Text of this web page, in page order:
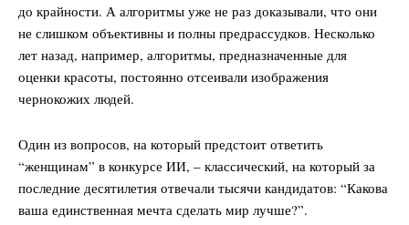
до крайности. А алгоритмы уже не раз доказывали, что они
не слишком объективны и полны предрассудков. Несколько
лет назад, например, алгоритмы, предназначенные для
оценки красоты, постоянно отсеивали изображения
чернокожих людей.
Один из вопросов, на который предстоит ответить
“женщинам” в конкурсе ИИ, – классический, на который за
последние десятилетия отвечали тысячи кандидатов: “Какова
ваша единственная мечта сделать мир лучше?”.